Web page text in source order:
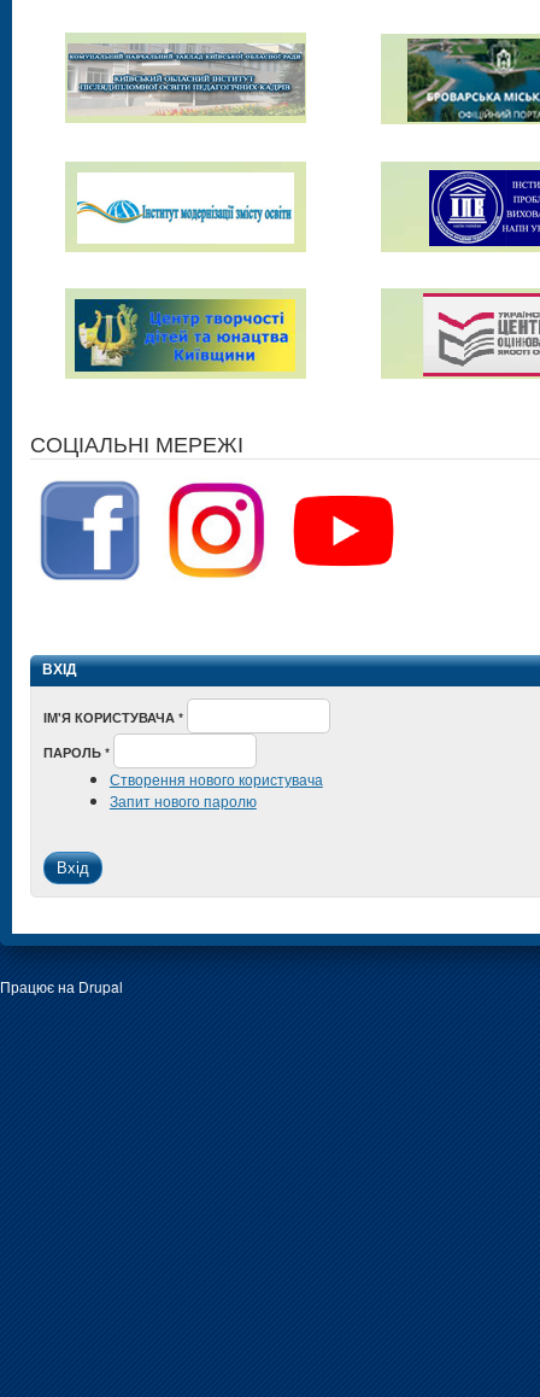
СОЦІАЛЬНІ МЕРЕЖІ
ВХІД
ІМ'Я КОРИСТУВАЧА *
ПАРОЛЬ *
Створення нового користувача
Запит нового паролю
Працює на Drupal